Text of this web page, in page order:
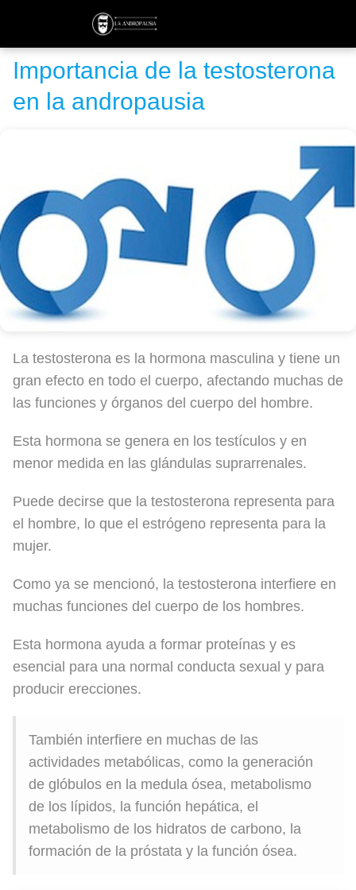
Importancia de la testosterona
en la andropausia
La testosterona es la hormona masculina y tiene un
gran efecto en todo el cuerpo, afectando muchas de
las funciones y órganos del cuerpo del hombre.
Esta hormona se genera en los testículos y en
menor medida en las glándulas suprarrenales.
Puede decirse que la testosterona representa para
el hombre, lo que el estrógeno representa para la
mujer.
Como ya se mencionó, la testosterona interfiere en
muchas funciones del cuerpo de los hombres.
Esta hormona ayuda a formar proteínas y es
esencial para una normal conducta sexual y para
producir erecciones.
También interfiere en muchas de las
actividades metabólicas, como la generación
de glóbulos en la medula ósea, metabolismo
de los lípidos, la función hepática, el
metabolismo de los hidratos de carbono, la
formación de la próstata y la función ósea.